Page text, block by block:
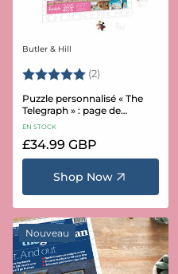
Fournisseur :
Butler & Hill
Note: (2)
Puzzle personnalisé « The
Telegraph » : page de
couverture, 400 pièces
EN STOCK
Prix
habituel
£34.99 GBP
Shop Now
Nouveau